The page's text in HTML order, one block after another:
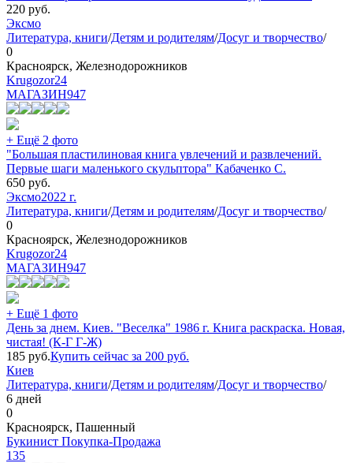
220 руб.
Эксмо
Литература, книги/Детям и родителям/Досуг и творчество/
0
Красноярск, Железнодорожников
Krugozor24
МАГАЗИН947
+ Ещё 2 фото
"Большая пластилиновая книга увлечений и развлечений.
Первые шаги маленького скульптора" Кабаченко С.
650 руб.
Эксмо2022 г.
Литература, книги/Детям и родителям/Досуг и творчество/
0
Красноярск, Железнодорожников
Krugozor24
МАГАЗИН947
+ Ещё 1 фото
День за днем. Киев. "Веселка" 1986 г. Книга раскраска. Новая,
чистая! (К-Г Г-Ж)
185 руб.Купить сейчас за 200 руб.
Киев
Литература, книги/Детям и родителям/Досуг и творчество/
6 дней
0
Красноярск, Пашенный
Букинист Покупка-Продажа
135